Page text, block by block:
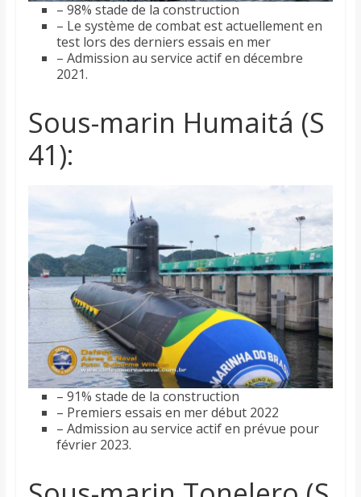
– 98% stade de la construction
– Le système de combat est actuellement en
test lors des derniers essais en mer
– Admission au service actif en décembre
2021.
Sous-marin Humaitá (S
41):
– 91% stade de la construction
– Premiers essais en mer début 2022
– Admission au service actif en prévue pour
février 2023.